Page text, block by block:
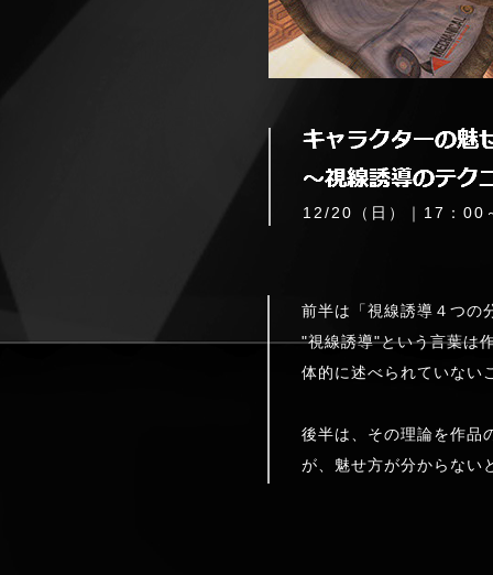
12/20（日）｜17：00
前半は「視線誘導４つの
"視線誘導"という言葉は
体的に述べられていない
後半は、その理論を作品
が、魅せ方が分からない